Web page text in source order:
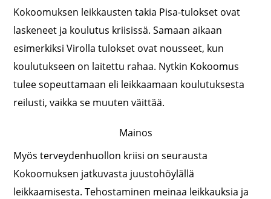
Kokoomuksen leikkausten takia Pisa-tulokset ovat
laskeneet ja koulutus kriisissä. Samaan aikaan
esimerkiksi Virolla tulokset ovat nousseet, kun
koulutukseen on laitettu rahaa. Nytkin Kokoomus
tulee sopeuttamaan eli leikkaamaan koulutuksesta
reilusti, vaikka se muuten väittää.
Mainos
Myös terveydenhuollon kriisi on seurausta
Kokoomuksen jatkuvasta juustohöylällä
leikkaamisesta. Tehostaminen meinaa leikkauksia ja